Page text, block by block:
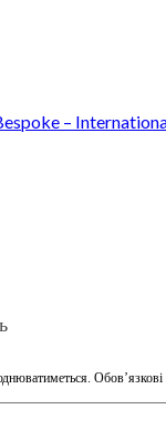
–
Обов’язкові